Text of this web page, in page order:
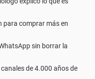
para comprar más en
sin borrar la
de 4.000 años de